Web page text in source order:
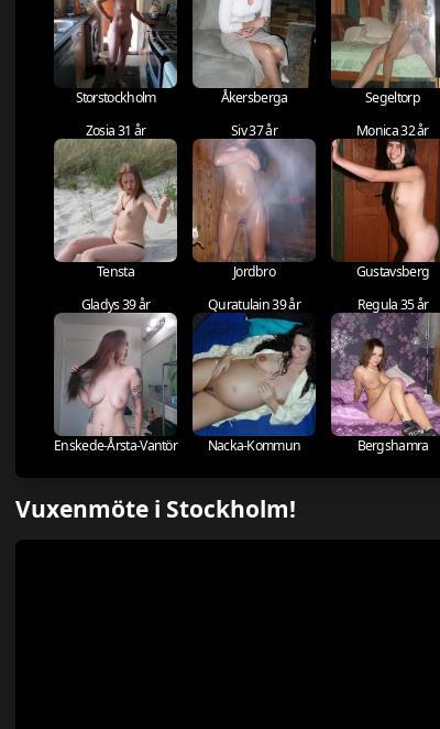
Storstockholm Åkersberga Segeltorp
Zosia 31 år
Tensta
Siv 37 år
Jordbro
Monica 32 år
Gustavsberg
Gladys 39 år
Enskede-Årsta-Vantör
Quratulain 39 år
Nacka-Kommun
Regula 35 år
Bergshamra
Vuxenmöte i Stockholm!